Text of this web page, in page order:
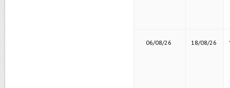
06/08/26 18/08/26